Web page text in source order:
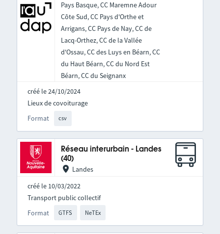
Pays Basque, CC Maremne Adour
Côte Sud, CC Pays d'Orthe et
Arrigans, CC Pays de Nay, CC de
Lacq-Orthez, CC de la Vallée
d'Ossau, CC des Luys en Béarn, CC
du Haut Béarn, CC du Nord Est
Béarn, CC du Seignanx
créé le 24/10/2024
Format csv
Lieux de covoiturage
Réseau interurbain - Landes
(40)
Landes
créé le 10/03/2022
Format GTFS NeTEx
Transport public collectif